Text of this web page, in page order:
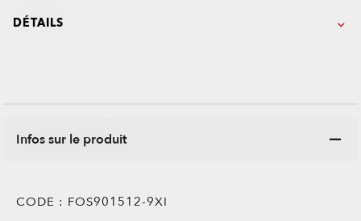
DÉTAILS
Infos sur le produit
CODE : FOS901512-9XI